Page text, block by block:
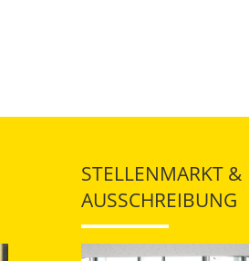
STELLENMARKT &
AUSSCHREIBUNG